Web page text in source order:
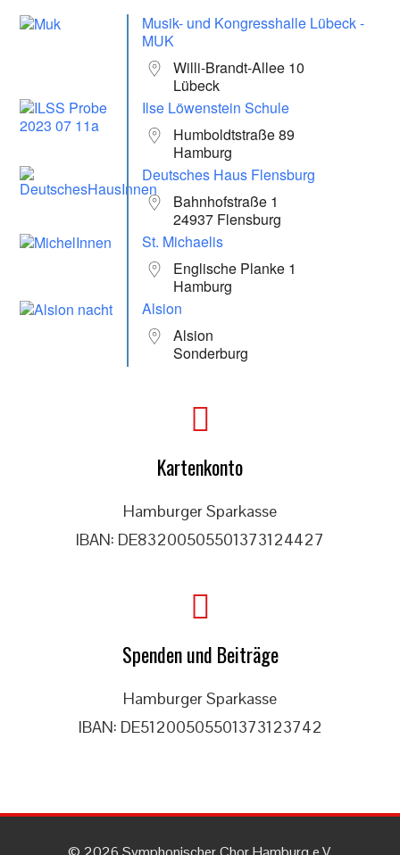
Musik- und Kongresshalle Lübeck -
MUK
Willi-Brandt-Allee 10
Lübeck
Ilse Löwenstein Schule
Humboldtstraße 89
Hamburg
Deutsches Haus Flensburg
Bahnhofstraße 1
24937 Flensburg
St. Michaelis
Englische Planke 1
Hamburg
Alsion
Alsion
Sonderburg
Kartenkonto
Hamburger Sparkasse
IBAN: DE83200505501373124427
Spenden und Beiträge
Hamburger Sparkasse
IBAN: DE51200505501373123742